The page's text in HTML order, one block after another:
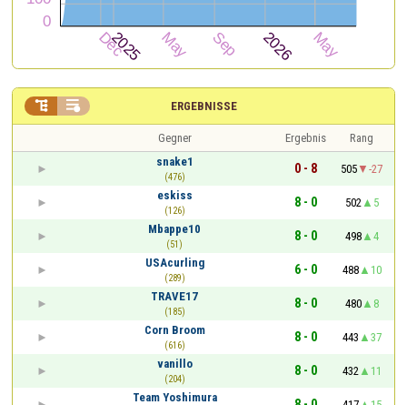
ERGEBNISSE
 
Gegner Ergebnis
Rang
snake1
(476)
0 - 8 505
-27
eskiss
(126)
8 - 0 502
5
Mbappe10
(51)
8 - 0 498
4
USAcurling
(289)
6 - 0 488
10
TRAVE17
(185)
8 - 0 480
8
Corn Broom
(616)
8 - 0 443
37
vanillo
(204)
8 - 0 432
11
Team Yoshimura